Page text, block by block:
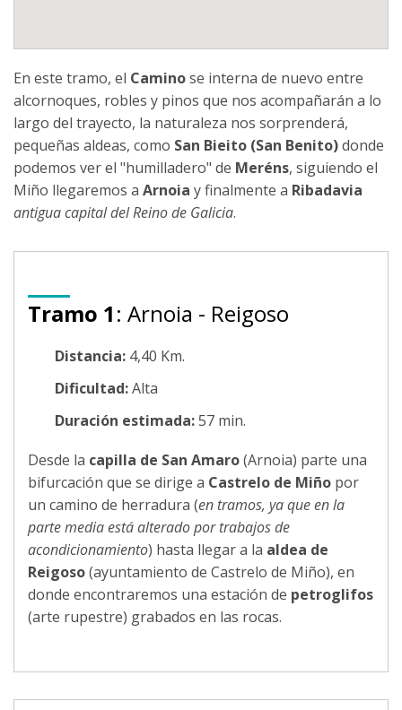
En este tramo, el Caminose interna de nuevo entre
alcornoques, robles y pinos que nos acompañarán a lo
largo del trayecto, la naturaleza nos sorprenderá,
pequeñas aldeas, como San Bieito (San Benito)donde
podemos ver el "humilladero" de Meréns, siguiendo el
Miño llegaremos a Arnoia y finalmente a Ribadavia
antigua capital del Reino de Galicia.
Tramo 1: Arnoia - Reigoso
Distancia: 4,40 Km.
Dificultad:Alta
Duración estimada:57 min.
Desde la capilla de San Amaro(Arnoia) parte una
bifurcación que se dirige a Castrelo de Miño por
un camino de herradura (en tramos, ya que en la
parte media está alterado por trabajos de
acondicionamiento) hasta llegar a la aldea de
Reigoso(ayuntamiento de Castrelo de Miño), en
donde encontraremos una estación de petroglifos
(arte rupestre) grabados en las rocas.